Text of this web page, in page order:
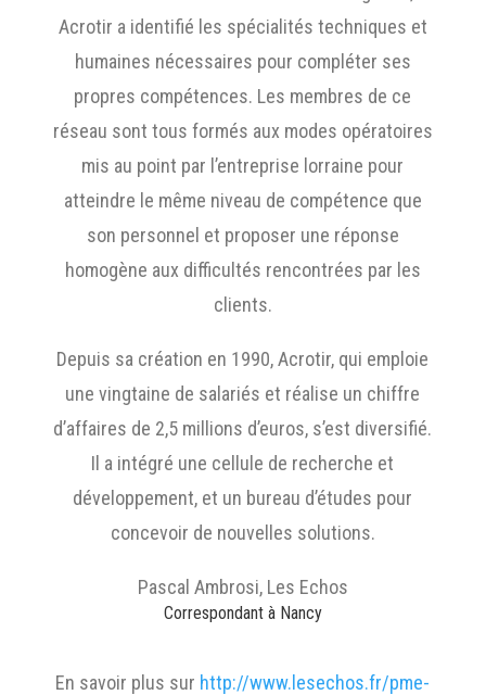
Acrotir a identifié les spécialités techniques et
humaines nécessaires pour compléter ses
propres compétences. Les membres de ce
réseau sont tous formés aux modes opératoires
mis au point par l’entreprise lorraine pour
atteindre le même niveau de compétence que
son personnel et proposer une réponse
homogène aux difficultés rencontrées par les
clients.
Depuis sa création en 1990, Acrotir, qui emploie
une vingtaine de salariés et réalise un chiffre
d’affaires de 2,5 millions d’euros, s’est diversifié.
Il a intégré une cellule de recherche et
développement, et un bureau d’études pour
concevoir de nouvelles solutions.
Pascal Ambrosi, Les Echos
Correspondant à Nancy
En savoir plus sur http://www.lesechos.fr/pme-